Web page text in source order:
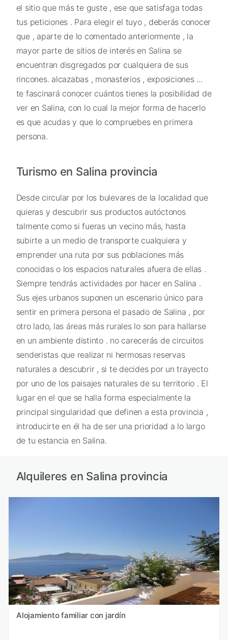
el sitio que más te guste , ese que satisfaga todas
tus peticiones . Para elegir el tuyo , deberás conocer
que , aparte de lo comentado anteriormente , la
mayor parte de sitios de interés en Salina se
encuentran disgregados por cualquiera de sus
rincones. alcazabas , monasterios , exposiciones ...
te fascinará conocer cuántos tienes la posibilidad de
ver en Salina, con lo cual la mejor forma de hacerlo
es que acudas y que lo compruebes en primera
persona.
Turismo en Salina provincia
Desde circular por los bulevares de la localidad que
quieras y descubrir sus productos autóctonos
talmente como si fueras un vecino más, hasta
subirte a un medio de transporte cualquiera y
emprender una ruta por sus poblaciones más
conocidas o los espacios naturales afuera de ellas .
Siempre tendrás actividades por hacer en Salina .
Sus ejes urbanos suponen un escenario único para
sentir en primera persona el pasado de Salina , por
otro lado, las áreas más rurales lo son para hallarse
en un ambiente distinto . no carecerás de circuitos
senderistas que realizar ni hermosas reservas
naturales a descubrir , si te decides por un trayecto
por uno de los paisajes naturales de su territorio . El
lugar en el que se halla forma especialmente la
principal singularidad que definen a esta provincia ,
introducirte en él ha de ser una prioridad a lo largo
de tu estancia en Salina.
Alquileres en Salina provincia
Alojamiento familiar con jardín